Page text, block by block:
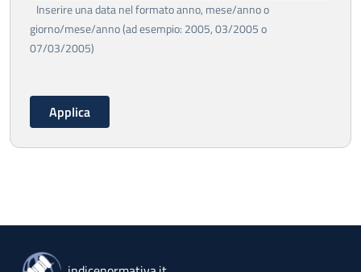
Inserire una data nel formato anno, mese/anno o
giorno/mese/anno (ad esempio: 2005, 03/2005 o
07/03/2005)